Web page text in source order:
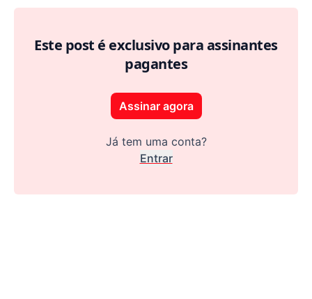
Este post é exclusivo para assinantes
pagantes
Assinar agora
Já tem uma conta?
Entrar